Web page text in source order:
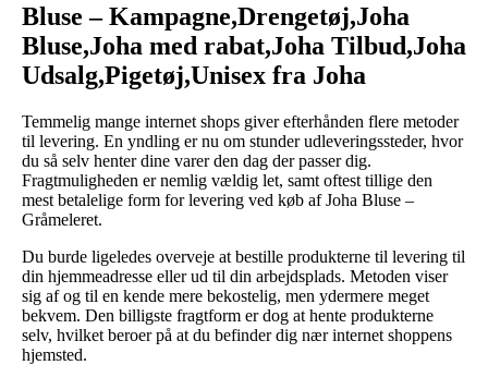
Bluse – Kampagne,Drengetøj,Joha
Bluse,Joha med rabat,Joha Tilbud,Joha
Udsalg,Pigetøj,Unisex fra Joha
Temmelig mange internet shops giver efterhånden flere metoder
til levering. En yndling er nu om stunder udleveringssteder, hvor
du så selv henter dine varer den dag der passer dig.
Fragtmuligheden er nemlig vældig let, samt oftest tillige den
mest betalelige form for levering ved køb af Joha Bluse –
Gråmeleret.
Du burde ligeledes overveje at bestille produkterne til levering til
din hjemmeadresse eller ud til din arbejdsplads. Metoden viser
sig af og til en kende mere bekostelig, men ydermere meget
bekvem. Den billigste fragtform er dog at hente produkterne
selv, hvilket beroer på at du befinder dig nær internet shoppens
hjemsted.